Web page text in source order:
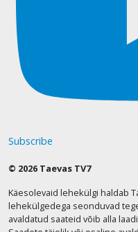
Subscribe
© 2026 Taevas TV7
Käesolevaid lehekülgi haldab
lehekülgedega seonduvad
avaldatud saateid võib alla